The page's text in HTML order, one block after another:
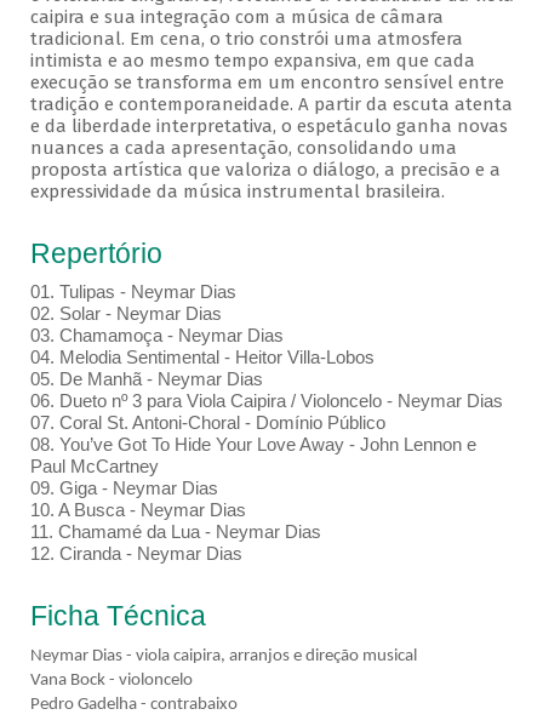
caipira e sua integração com a música de câmara
tradicional. Em cena, o trio constrói uma atmosfera
intimista e ao mesmo tempo expansiva, em que cada
execução se transforma em um encontro sensível entre
tradição e contemporaneidade. A partir da escuta atenta
e da liberdade interpretativa, o espetáculo ganha novas
nuances a cada apresentação, consolidando uma
proposta artística que valoriza o diálogo, a precisão e a
expressividade da música instrumental brasileira.
Repertório
01. Tulipas - Neymar Dias
02. Solar - Neymar Dias
03. Chamamoça - Neymar Dias
04. Melodia Sentimental - Heitor Villa-Lobos
05. De Manhã - Neymar Dias
06. Dueto nº 3 para Viola Caipira / Violoncelo - Neymar Dias
07. Coral St. Antoni-Choral - Domínio Público
08. You’ve Got To Hide Your Love Away - John Lennon e
Paul McCartney
09. Giga - Neymar Dias
10. A Busca - Neymar Dias
11. Chamamé da Lua - Neymar Dias
12. Ciranda - Neymar Dias
Ficha Técnica
Neymar Dias - viola caipira, arranjos e direção musical
Vana Bock - violoncelo
Pedro Gadelha - contrabaixo